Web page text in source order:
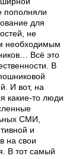
пополняли
для
не
необходимым
Всё это
В
И вот, на
какие-то люди
СМИ,
и
на свои
В тот самый